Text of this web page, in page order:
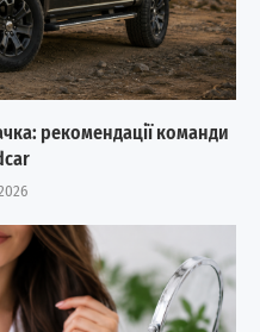
рекомендації команди